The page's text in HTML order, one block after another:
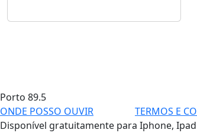
Porto 89.5
ONDE POSSO OUVIR
TERMOS E
Disponível gratuitamente para Iphone,